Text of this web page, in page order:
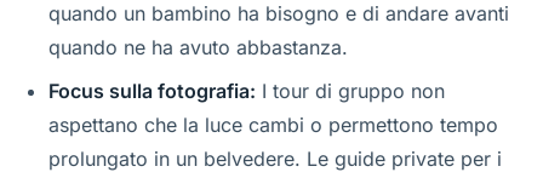
quando un bambino ha bisogno e di andare avanti
quando ne ha avuto abbastanza.
Focus sulla fotografia: I tour di gruppo non
aspettano che la luce cambi o permettono tempo
prolungato in un belvedere. Le guide private per i